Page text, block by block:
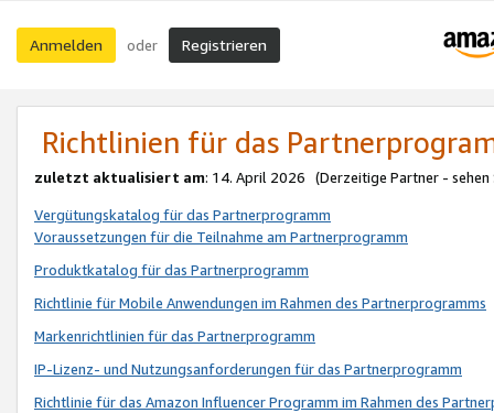
Anmelden oder Registrieren
Richtlinien für das
zuletzt aktualisiert am: 14. April 2026 (Derzeitige Partner - sehen
Vergütungskatalog für das Partnerprogramm
Voraussetzungen für die Teilnahme am Partnerprogramm
Produktkatalog für das Partnerprogramm
Richtlinie für Mobile Anwendungen im Rahmen des Partnerprogramms
Markenrichtlinien für das Partnerprogramm
IP-Lizenz- und Nutzungsanforderungen für das Partnerprogramm
Richtlinie für das Amazon Influencer Programm im Rahmen des